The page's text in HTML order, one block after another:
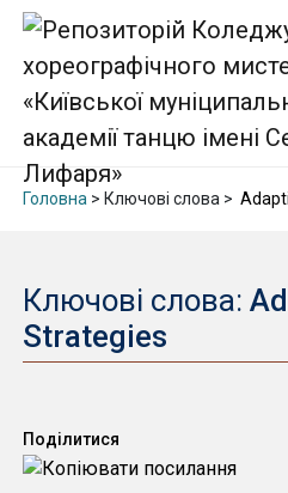
Головна > Ключові слова >
Ключові слова:
Strategies
Поділитися